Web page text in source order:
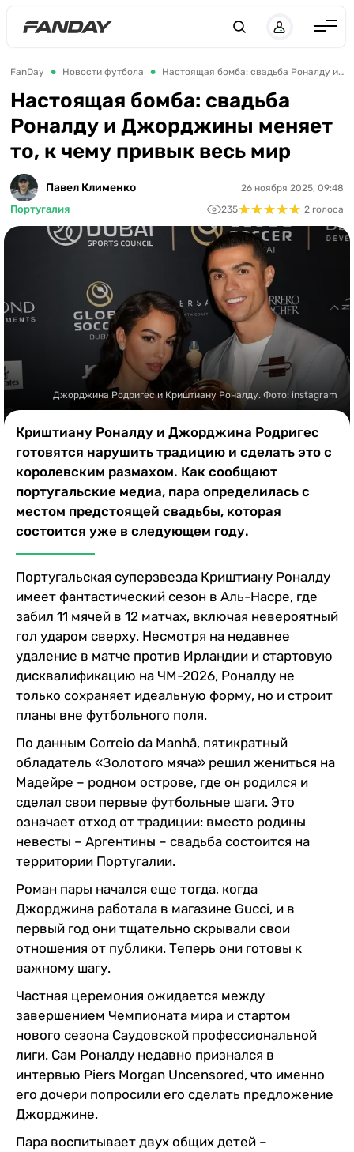
Англия
Испания
Германия
Италия
Франция
Украина
ЛЧ
ЛЕ
ЧЕ-2028
Букмекеры
Казино
FanDay Новости футбола Настоящая бомба: свадьба Роналду и Джорджины меняет то, к чему привык весь мир
Настоящая бомба: свадьба
Роналду и Джорджины меняет
то, к чему привык весь мир
Павел Клименко
Португалия
26 ноября 2025, 09:48
235★★★★★
★★★★★ 2 голоса
Джорджина Родригес и Криштиану Роналду. Фото: instagram
Криштиану Роналду и Джорджина Родригес
готовятся нарушить традицию и сделать это с
королевским размахом. Как сообщают
португальские медиа, пара определилась с
местом предстоящей свадьбы, которая
состоится уже в следующем году.
Португальская суперзвезда Криштиану Роналду
имеет фантастический сезон в Аль-Насре, где
забил 11 мячей в 12 матчах, включая невероятный
гол ударом сверху. Несмотря на недавнее
удаление в матче против Ирландии и стартовую
дисквалификацию на ЧМ-2026, Роналду не
только сохраняет идеальную форму, но и строит
планы вне футбольного поля.
По данным Correio da Manhã, пятикратный
обладатель «Золотого мяча» решил жениться на
Мадейре – родном острове, где он родился и
сделал свои первые футбольные шаги. Это
означает отход от традиции: вместо родины
невесты – Аргентины – свадьба состоится на
территории Португалии.
Роман пары начался еще тогда, когда
Джорджина работала в магазине Gucci, и в
первый год они тщательно скрывали свои
отношения от публики. Теперь они готовы к
важному шагу.
Частная церемония ожидается между
завершением Чемпионата мира и стартом
нового сезона Саудовской профессиональной
лиги. Сам Роналду недавно признался в
интервью Piers Morgan Uncensored, что именно
его дочери попросили его сделать предложение
Джорджине.
Пара воспитывает двух общих детей –